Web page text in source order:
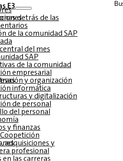
E3
contribuciones
de la comunidad SAP
del mes
SAP
empresarial
de empresas
informática
y digitalización
de personal
del personal
y finanzas
profesional
en las carreras